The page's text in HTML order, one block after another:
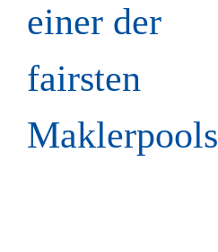
einer der
fairsten
Maklerpools